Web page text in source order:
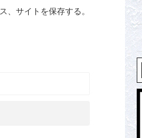
、サイトを保存する。